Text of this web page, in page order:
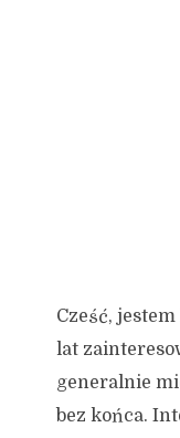
Cześć,
lat
generalnie
bez końca.